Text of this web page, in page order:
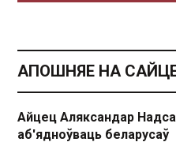
АПОШНЯЕ НА
Айцец Аляксандар
аб'ядноўваць беларусаў